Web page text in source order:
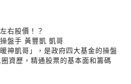
右股價！？
盤手 黃豐凱 凱哥
神凱哥」，是政府四大基金的操盤
資歷，精通股票的基本面和籌碼